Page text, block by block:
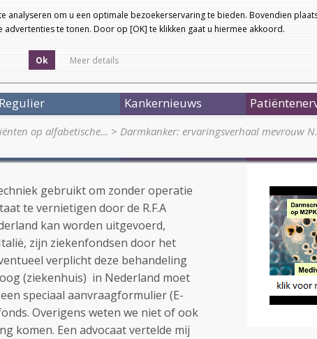
analyseren om u een optimale bezoekerservaring te bieden. Bovendien
te tonen. Door op [OK] te klikken gaat u hiermee akkoord.
Ok Meer details
Startpagina
Regulier Kankernieuws
op alfabetische… > Darmkanker: ervaringsverhaal mevrouw N.
gebruikt om zonder operatie
te vernietigen door de R.F.A
kan worden uitgevoerd,
zijn ziekenfondsen door het
verplicht deze behandeling
(ziekenhuis) in Nederland moet
speciaal aanvraagformulier (E-
Overigens weten we niet of ook
komen. Een advocaat vertelde mij